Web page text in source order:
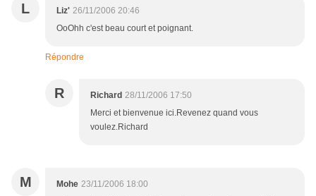
L Liz' 26/11/2006 20:46
OoOhh c'est beau court et poignant.
Répondre
R Richard 28/11/2006 17:50
Merci et bienvenue ici.Revenez quand vous
voulez.Richard
M Mohe 23/11/2006 18:00